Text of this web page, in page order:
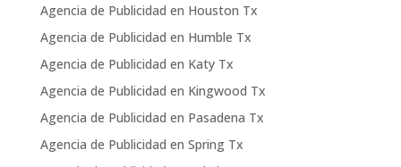
Agencia de Publicidad en Houston Tx
Agencia de Publicidad en Humble Tx
Agencia de Publicidad en Katy Tx
Agencia de Publicidad en Kingwood Tx
Agencia de Publicidad en Pasadena Tx
Agencia de Publicidad en Spring Tx